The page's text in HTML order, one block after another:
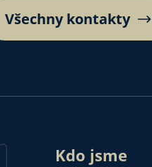
Všechny kontakty
Kdo jsme